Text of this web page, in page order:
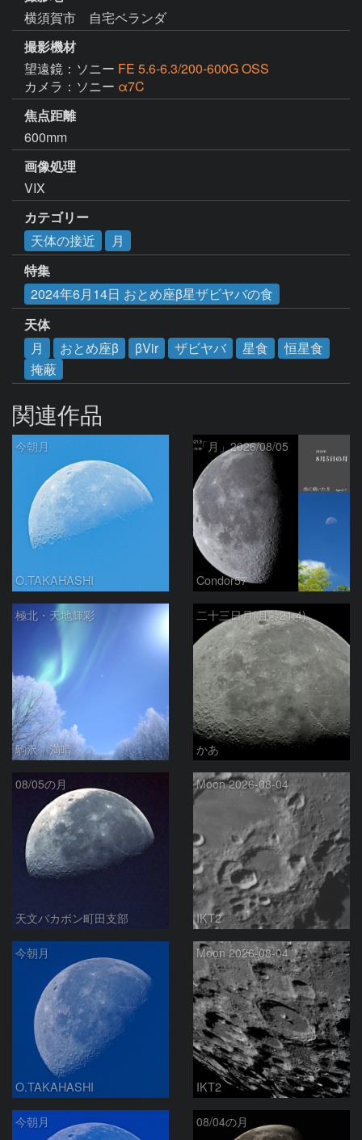
横須賀市 自宅ベランダ
撮影機材
望遠鏡：ソニー FE 5.6-6.3/200-600G OSS
カメラ：ソニー α7C
焦点距離
600mm
画像処理
VIX
カテゴリー
天体の接近
月
特集
2024年6月14日 おとめ座β星ザビヤバの食
天体
月
おとめ座β βVir ザビヤバ 星食
恒星食
掩蔽
関連作品
今朝月
O.TAKAHASHI
「月」2026/08/05
Condor57
極北・天地輝彩
駒沢 満晴
二十三日月(月齢21.4)
かあ
08/05の月
天文バカボン町田支部
Moon 2026-08-04
IKT2
今朝月
O.TAKAHASHI
Moon 2026-08-04
IKT2
今朝月 08/04の月